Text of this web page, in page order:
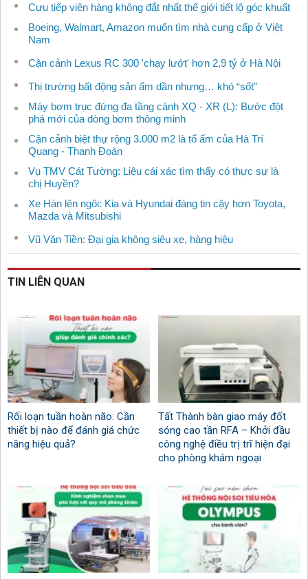
Cựu tiếp viên hàng không đắt nhất thế giới tiết lộ góc khuất
Boeing, Walmart, Amazon muốn tìm nhà cung cấp ở Việt
Nam
Cận cảnh Lexus RC 300 'chạy lướt' hơn 2,9 tỷ ở Hà Nội
Thị trường bất động sản ấm dần nhưng… khó “sốt”
Máy bơm trục đứng đa tầng cánh XQ - XR (L): Bước đột
phá mới của dòng bơm thông minh
Cận cảnh biệt thự rộng 3.000 m2 là tổ ấm của Hà Trí
Quang - Thanh Đoàn
Vụ TMV Cát Tường: Liệu cái xác tìm thấy có thực sự là
chị Huyền?
Xe Hàn lên ngôi: Kia và Hyundai đáng tin cậy hơn Toyota,
Mazda và Mitsubishi
Vũ Văn Tiền: Đại gia không siêu xe, hàng hiệu
TIN LIÊN QUAN
Rối loạn tuần hoàn não: Cần
thiết bị nào để đánh giá chức
năng hiệu quả?
Tất Thành bàn giao máy đốt
sóng cao tần RFA – Khởi đầu
công nghệ điều trị trĩ hiện đại
cho phòng khám ngoại